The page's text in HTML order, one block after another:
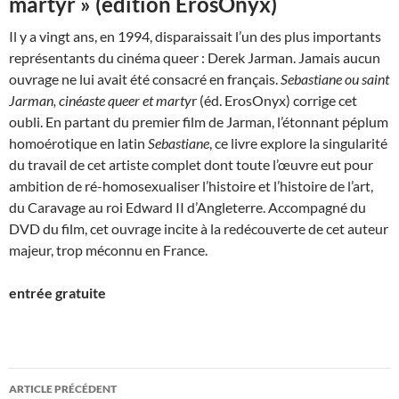
Il y a vingt ans, en 1994, disparaissait l’un des plus importants
représentants du cinéma queer : Derek Jarman. Jamais aucun
ouvrage ne lui avait été consacré en français.Sebastiane ou saint
Jarman, cinéaste queer et martyr (éd. ErosOnyx) corrige cet
oubli. En partant du premier film de Jarman, l’étonnant péplum
homoérotique en latin Sebastiane, ce livre explore la singularité
du travail de cet artiste complet dont toute l’œuvre eut pour
ambition de ré-homosexualiser l’histoire et l’histoire de l’art,
du Caravage au roi Edward II d’Angleterre. Accompagné du
DVD du film, cet ouvrage incite à la redécouverte de cet auteur
majeur, trop méconnu en France.
entrée gratuite
Navigation
ARTICLE PRÉCÉDENT